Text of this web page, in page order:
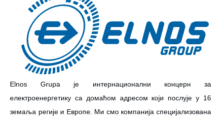
Еlnos Grupa је интернационални концерн за
електроенергетику са домаћом адресом који послује у 16
земаља регије и Европе. Ми смо компанија специјализована